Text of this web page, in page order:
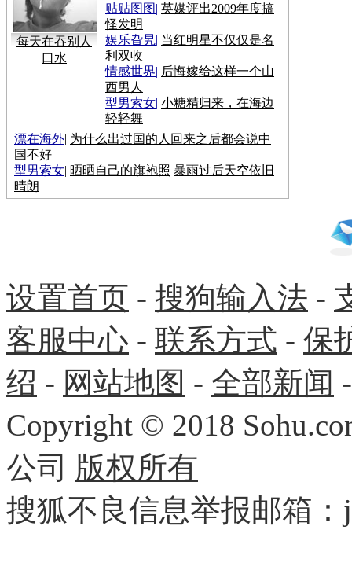
每天在吞别人
口水
贴贴图图| 英媒评出2009年度搞
怪发明
娱乐旮旯 | 当红明星不仅仅是名
利双收
情感世界| 后悔嫁给这样一个山
西男人
型男索女| 小糖精归来，在海边
轻轻舞
漂在海外| 为什么出过国的人回来之后都会说中
国不好
型男索女| 晒晒自己的旗袍照 暴雨过后天空依旧
晴朗
设置首页 - 搜狗输入法 -
客服中心 - 联系方式 - 保
绍 - 网站地图 - 全部新闻
Copyright © 2018
公司 版权所有
搜狐不良信息举报邮箱：